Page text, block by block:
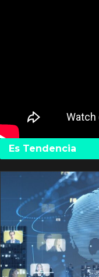
Es Tendencia